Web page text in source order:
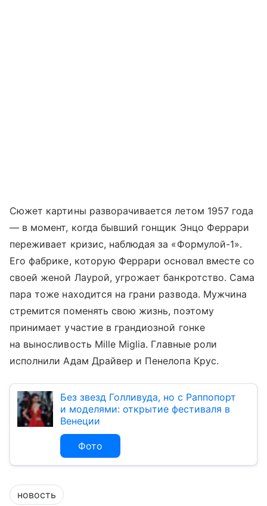
Сюжет картины разворачивается летом 1957 года
— в момент, когда бывший гонщик Энцо Феррари
переживает кризис, наблюдая за «Формулой-1».
Его фабрике, которую Феррари основал вместе со
своей женой Лаурой, угрожает банкротство. Сама
пара тоже находится на грани развода. Мужчина
стремится поменять свою жизнь, поэтому
принимает участие в грандиозной гонке
на выносливость Mille Miglia. Главные роли
исполнили Адам Драйвер и Пенелопа Крус.
Без звезд Голливуда, но с Раппопорт
и моделями: открытие фестиваля в
Венеции
Фото
новость